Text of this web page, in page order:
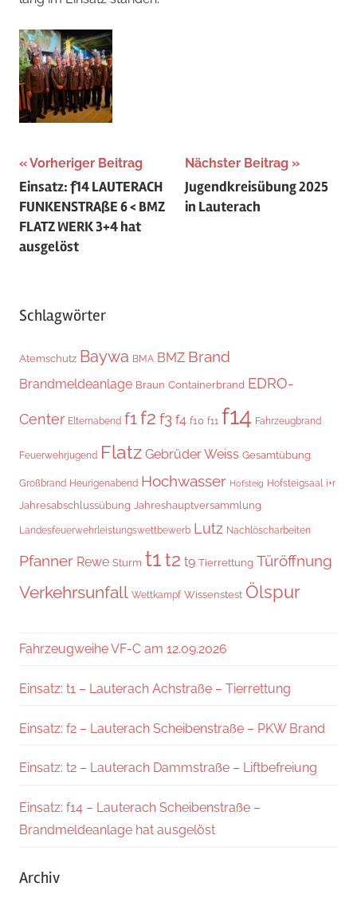
Beitragsnavigation
Vorheriger Beitrag
Einsatz: f14 LAUTERACH
FUNKENSTRAßE 6 < BMZ
FLATZ WERK 3+4 hat
ausgelöst
Nächster Beitrag
Jugendkreisübung 2025
in Lauterach
Schlagwörter
Atemschutz Baywa BMA BMZ Brand
Brandmeldeanlage Braun Containerbrand EDRO-
Center Elternabend f1f2 f3 f4 f10 f11 f14 Fahrzeugbrand
Feuerwehrjugend Flatz Gebrüder Weiss Gesamtübung
Großbrand Heurigenabend Hochwasser Hofsteig Hofsteigsaal i+r
Jahresabschlussübung Jahreshauptversammlung
Landesfeuerwehrleistungswettbewerb Lutz Nachlöscharbeiten
Pfanner Rewe Sturm t1t2 t9 Tierrettung Türöffnung
Verkehrsunfall Wettkampf Wissenstest Ölspur
Fahrzeugweihe VF-C am 12.09.2026
Einsatz: t1 – Lauterach Achstraße – Tierrettung
Einsatz: f2 – Lauterach Scheibenstraße – PKW Brand
Einsatz: t2 – Lauterach Dammstraße – Liftbefreiung
Einsatz: f14 – Lauterach Scheibenstraße –
Brandmeldeanlage hat ausgelöst
Archiv